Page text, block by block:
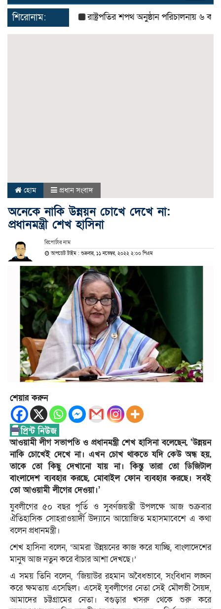
শিরোনাম: রাষ্ট্রপতির শপথ অনুষ্ঠান পরিচালনায় ৬ কমিটি
হোম প্রধান সংবাদ
অনেকে নাকি উন্নয়ন চোখে দেখে না:
প্রধানমন্ত্রী শেখ হাসিনা
রিপোর্টার নাম
আপডেট টাইম : শুক্রবার, ১১ নভেম্বর, ২০২২ ২:০০ পিএম
শেয়ার করুন
আওয়ামী লীগ সভাপতি ও প্রধানমন্ত্রী শেখ হাসিনা বলেছেন, ‘উন্নয়ন
নাকি চোখেই দেখে না। এখন চোখ থাকতে যদি কেউ অন্ধ হয়,
তাকে তো কিছু দেখানো যায় না। কিন্তু তারা তো ডিজিটাল
বাংলাদেশ ব্যবহার করছে, মোবাইল ফোন ব্যবহার করছে। সবই
তো আওয়ামী লীগের দেওয়া।’
যুবলীগের ৫০ বছর পূর্তি ও সুবর্ণজয়ন্তী উপলক্ষে আজ শুক্রবার
ঐতিহাসিক সোহরাওয়ার্দী উদ্যানে আয়োজিত মহাসমাবেশে এ কথা
বলেন প্রধানমন্ত্রী।
শেখ হাসিনা বলেন, ‘আমরা উন্নয়নের কাজ করে যাচ্ছি, বাংলাদেশের
মানুষ আজ নতুন করে বাঁচার আশা দেখছে।’
এ সময় তিনি বলেন, ‘জিয়াউর রহমান অবৈধভাবে, সংবিধান লঙ্ঘন
করে ক্ষমতায় এসেছিল। এসেই যুবলীগের নেতা সেই মৌলভী সৈয়দ,
আমাদের চট্টগ্রামের নেতা। বগুড়ার খসরু থেকে শুরু করে